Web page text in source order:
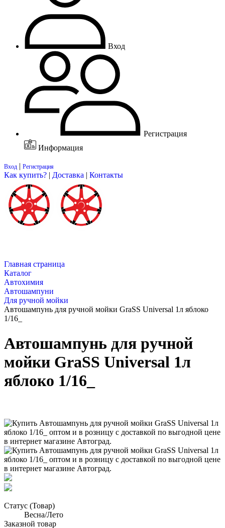
Вход
Регистрация
Информация
Вход | Регистрация
Как купить? | Доставка | Контакты
Главная страница
Каталог
Автохимия
Автошампуни
Для ручной мойки
Автошампунь для ручной мойки GraSS Universal 1л яблоко
1/16_
Автошампунь для ручной
мойки GraSS Universal 1л
яблоко 1/16_
Статус (Товар)
Весна/Лето
Заказной товар